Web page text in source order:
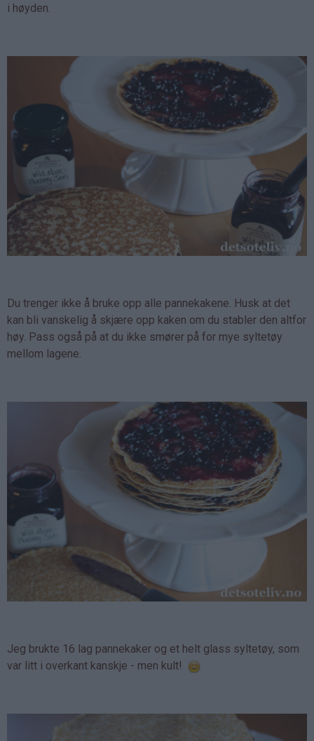
i høyden.
Du trenger ikke å bruke opp alle pannekakene. Husk at det
kan bli vanskelig å skjære opp kaken om du stabler den altfor
høy. Pass også på at du ikke smører på for mye syltetøy
mellom lagene.
Jeg brukte 16 lag pannekaker og et helt glass syltetøy, som
var litt i overkant kanskje - men kult!